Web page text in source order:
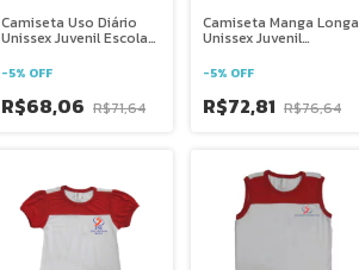
Camiseta Uso Diário
Unissex Juvenil Escola
Domingos Sávio - DF
-5% OFF
R$68,06 R$71,64
Camiseta Manga Longa
Unissex Juvenil
Brasília
-5% OFF
R$72,81 R$76,64